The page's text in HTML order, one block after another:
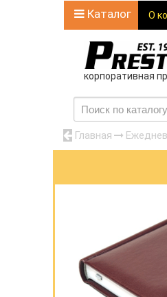
Каталог О
корпоративная
Главная